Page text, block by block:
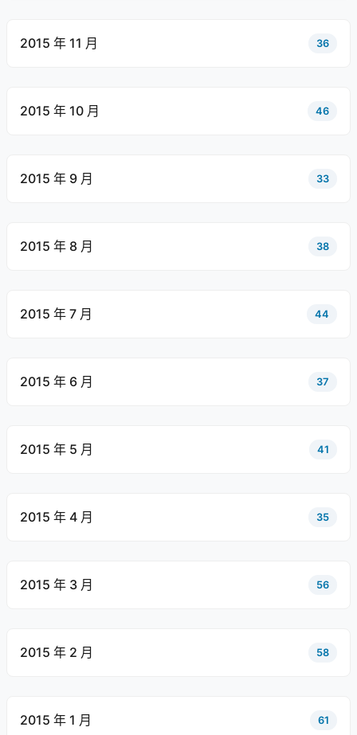
2015 年 11 月 36
2015 年 10 月 46
2015 年 9 月 33
2015 年 8 月 38
2015 年 7 月 44
2015 年 6 月 37
2015 年 5 月 41
2015 年 4 月 35
2015 年 3 月 56
2015 年 2 月 58
2015 年 1 月 61